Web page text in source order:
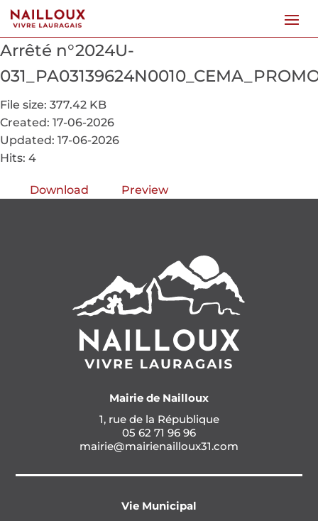
Arrêté n°2024U-
File size: 377.42 KB
Created: 17-06-2026
Updated: 17-06-2026
Hits: 4
Download Preview
Mairie de Nailloux
1, rue de la République
05 62 71 96 96
mairie@mairienailloux31.com
Vie Municipal